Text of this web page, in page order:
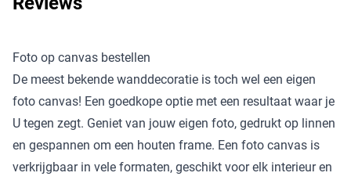
Foto op canvas bestellen
De meest bekende wanddecoratie is toch wel een eigen
foto canvas! Een goedkope optie met een resultaat waar je
U tegen zegt. Geniet van jouw eigen foto, gedrukt op linnen
en gespannen om een houten frame. Een foto canvas is
verkrijgbaar in vele formaten, geschikt voor elk interieur en